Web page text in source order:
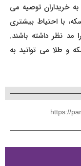
توصیه می
با احتیاط بیشتری
نظر داشته باشند.
طلا می توانید به